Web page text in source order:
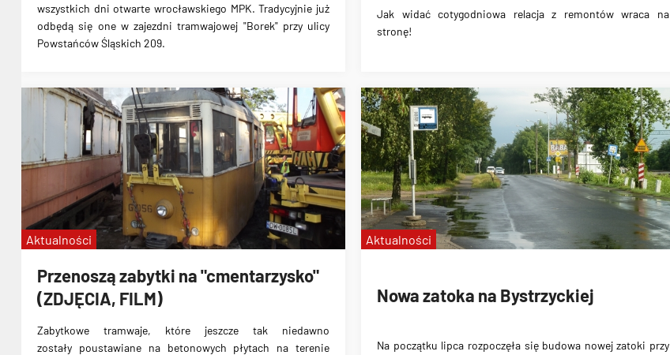
wszystkich dni otwarte wrocławskiego MPK. Tradycyjnie już
odbędą się one w zajezdni tramwajowej "Borek" przy ulicy
Powstańców Śląskich 209.
Jak widać cotygodniowa relacja z remontów wraca na
stronę!
Przenoszą zabytki na "cmentarzysko"
(ZDJĘCIA, FILM)
Zabytkowe tramwaje, które jeszcze tak niedawno
zostały poustawiane na betonowych płytach na terenie
Aktualności
Nowa zatoka na Bystrzyckiej
Na początku lipca rozpoczęła się budowa nowej zatoki przy
Aktualności